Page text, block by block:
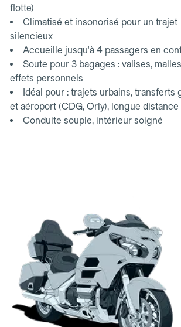
flotte)
Climatisé et insonorisé pour un trajet
silencieux
Accueille jusqu'à 4 passagers en
Soute pour 3 bagages : valises,
effets personnels
Idéal pour : trajets urbains, transferts
et aéroport (CDG, Orly), longue distance
Conduite souple, intérieur soigné